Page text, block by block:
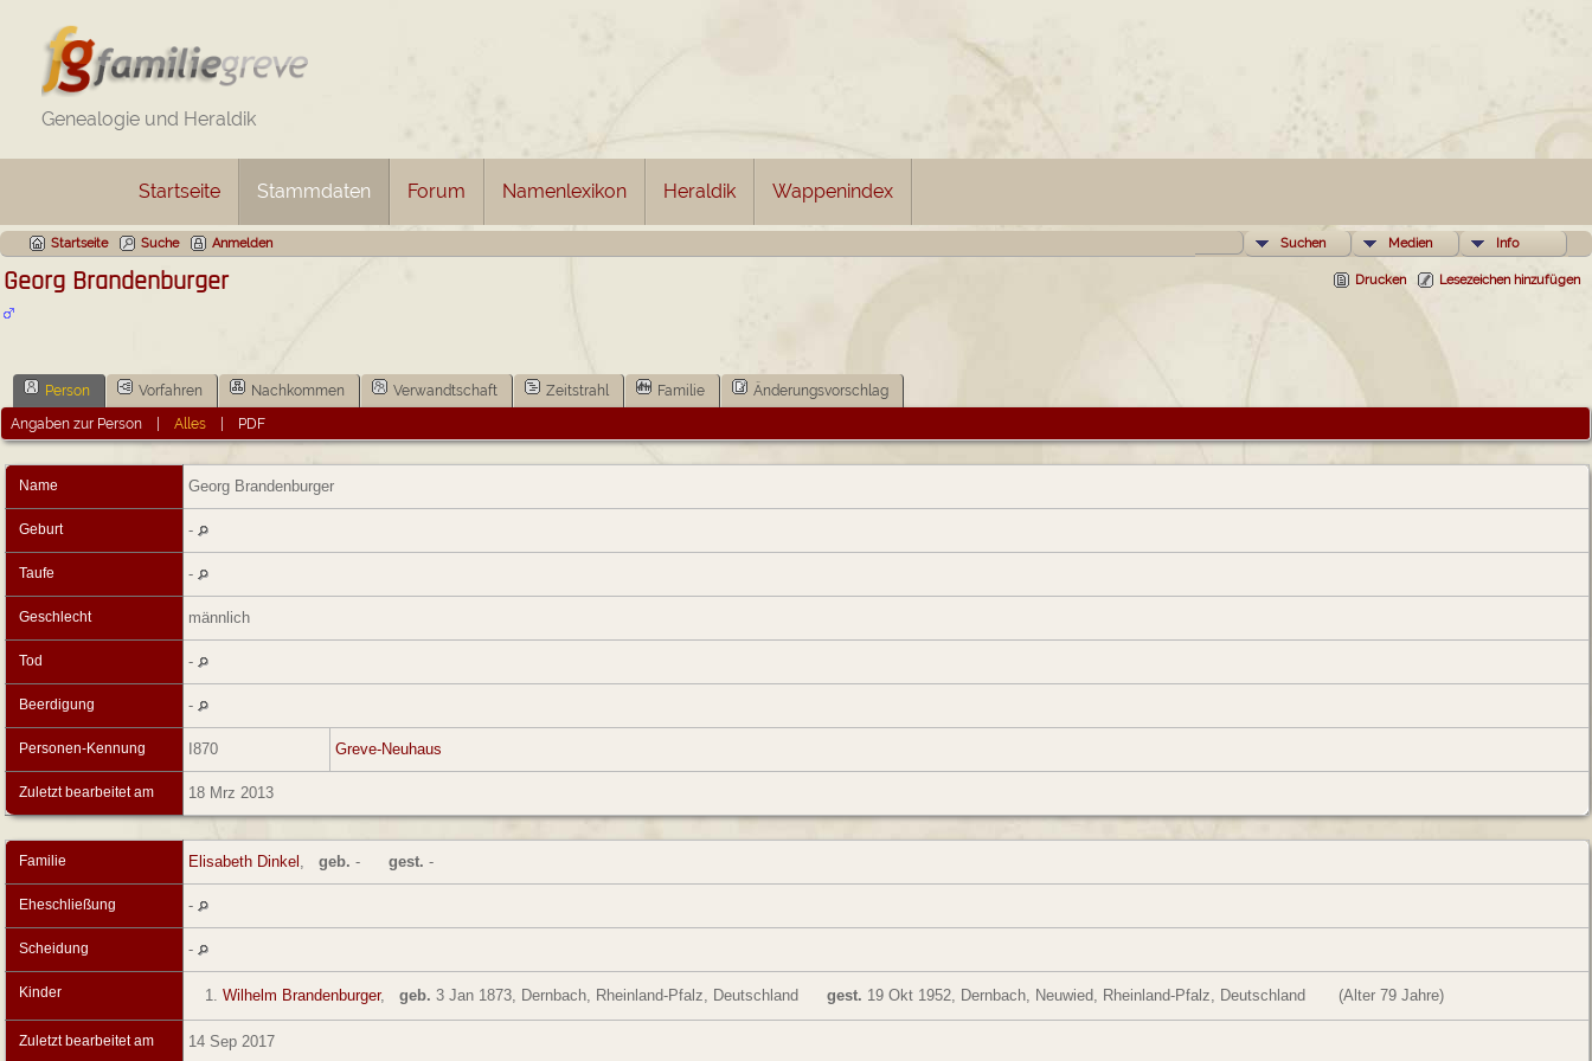
Genealogie und Heraldik
Startseite Stammdaten Forum Namenlexikon Heraldik Wappenindex
Suchen Medien Info
Startseite Suche Anmelden
Drucken Lesezeichen hinzufügen
Georg Brandenburger
Person Vorfahren Nachkommen Verwandtschaft Zeitstrahl Familie
Änderungsvorschlag
Angaben zur Person |Alles PDF
Name Georg Brandenburger
Geburt -
Taufe -
Geschlecht männlich
Tod -
Beerdigung -
Personen-Kennung I870 Greve-Neuhaus
Zuletzt bearbeitet am 18 Mrz 2013
Familie Elisabeth Dinkel , geb. - gest. -
Eheschließung -
Scheidung -
Kinder 1. Wilhelm Brandenburger, geb. 3 Jan 1873, Dernbach, Rheinland-Pfalz, Deutschland gest. 19 Okt 1952, Dernbach, Neuwied, Rheinland-Pfalz, Deutschland (Alter 79 Jahre)
Zuletzt bearbeitet am 14 Sep 2017